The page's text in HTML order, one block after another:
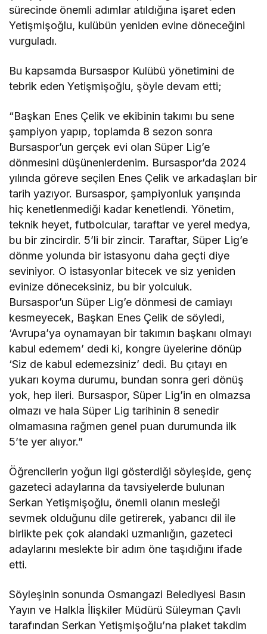
sürecinde önemli adımlar atıldığına işaret eden
Yetişmişoğlu, kulübün yeniden evine döneceğini
vurguladı.
Bu kapsamda Bursaspor Kulübü yönetimini de
tebrik eden Yetişmişoğlu, şöyle devam etti;
“Başkan Enes Çelik ve ekibinin takımı bu sene
şampiyon yapıp, toplamda 8 sezon sonra
Bursaspor’un gerçek evi olan Süper Lig’e
dönmesini düşünenlerdenim. Bursaspor’da 2024
yılında göreve seçilen Enes Çelik ve arkadaşları bir
tarih yazıyor. Bursaspor, şampiyonluk yarışında
hiç kenetlenmediği kadar kenetlendi. Yönetim,
teknik heyet, futbolcular, taraftar ve yerel medya,
bu bir zincirdir. 5’li bir zincir. Taraftar, Süper Lig’e
dönme yolunda bir istasyonu daha geçti diye
seviniyor. O istasyonlar bitecek ve siz yeniden
evinize döneceksiniz, bu bir yolculuk.
Bursaspor’un Süper Lig’e dönmesi de camiayı
kesmeyecek, Başkan Enes Çelik de söyledi,
‘Avrupa’ya oynamayan bir takımın başkanı olmayı
kabul edemem’ dedi ki, kongre üyelerine dönüp
‘Siz de kabul edemezsiniz’ dedi. Bu çıtayı en
yukarı koyma durumu, bundan sonra geri dönüş
yok, hep ileri. Bursaspor, Süper Lig’in en olmazsa
olmazı ve hala Süper Lig tarihinin 8 senedir
olmamasına rağmen genel puan durumunda ilk
5’te yer alıyor.”
Öğrencilerin yoğun ilgi gösterdiği söyleşide, genç
gazeteci adaylarına da tavsiyelerde bulunan
Serkan Yetişmişoğlu, önemli olanın mesleği
sevmek olduğunu dile getirerek, yabancı dil ile
birlikte pek çok alandaki uzmanlığın, gazeteci
adaylarını meslekte bir adım öne taşıdığını ifade
etti.
Söyleşinin sonunda Osmangazi Belediyesi Basın
Yayın ve Halkla İlişkiler Müdürü Süleyman Çavlı
tarafından Serkan Yetişmişoğlu’na plaket takdim